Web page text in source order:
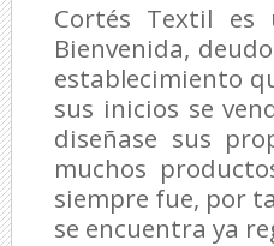
Cortés Textil
Bienvenida,
establecimiento
sus inicios se
diseñase sus
muchos
siempre fue, por
se encuentra ya